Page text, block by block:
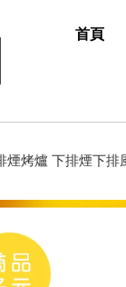
首頁
烤爐 下排煙下排